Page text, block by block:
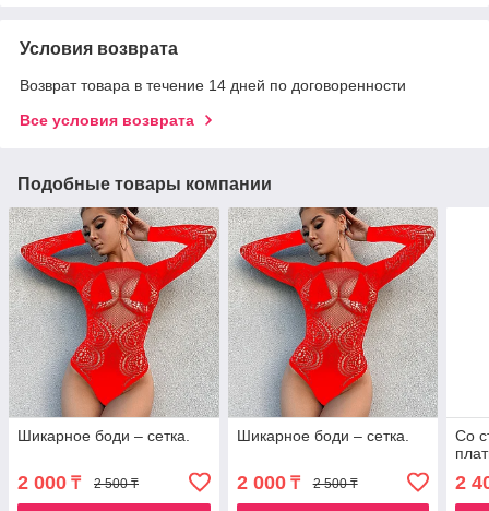
Условия возврата
Возврат товара в течение 14 дней по договоренности
Все условия возврата
Подобные товары компании
Шикарное боди – сетка.
2 000 ₸ 2 500 ₸
Шикарное боди – сетка.
2 000₸ 2 500 ₸
Со
2